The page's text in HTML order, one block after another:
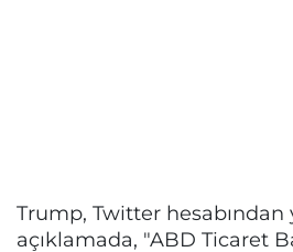
Trump, Twitter hesabından
açıklamada, "ABD Ticaret